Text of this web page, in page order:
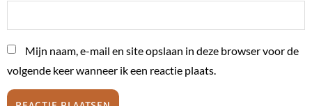
Mijn naam, e-mail en site opslaan in deze browser voor de
volgende keer wanneer ik een reactie plaats.